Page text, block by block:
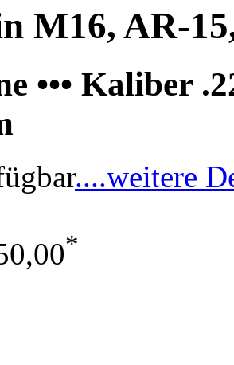
M16, AR-
••• Kaliber
....weitere
*